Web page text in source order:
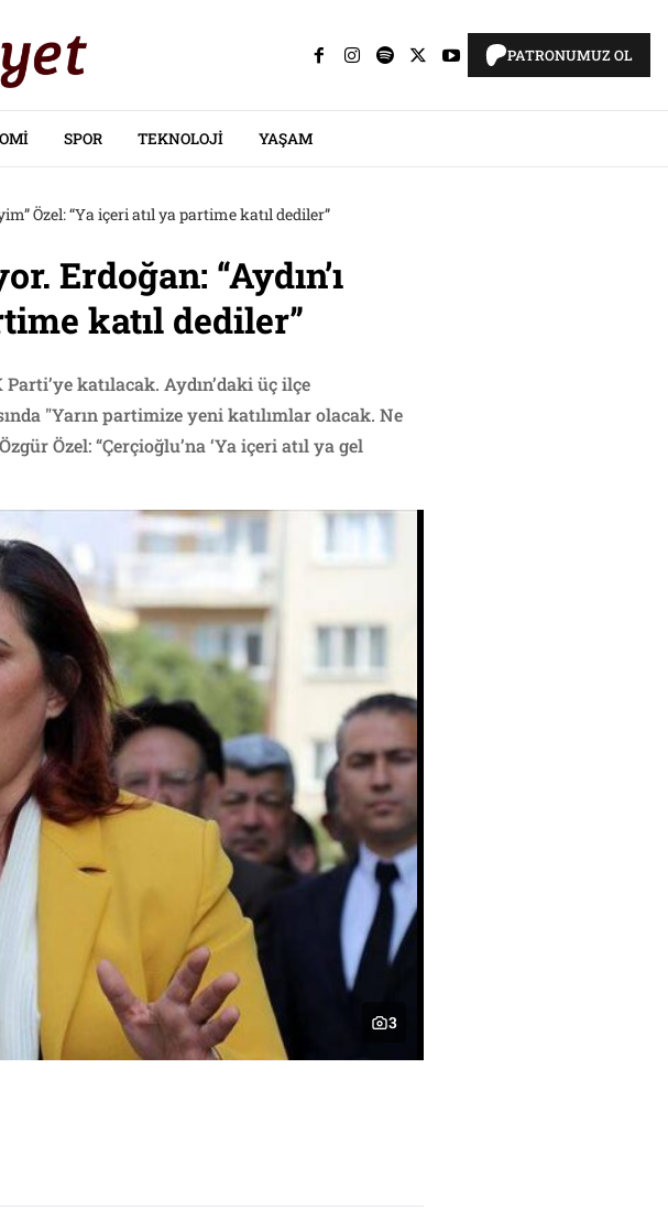
PATRONUMUZ OL
SPOR TEKNOLOJI YAŞAM
Özel: “Ya içeri atıl ya partime katıl dediler”
Erdoğan: “Aydın’ı
katıl dediler”
katılacak. Aydın’daki üç ilçe
"Yarın partimize yeni katılımlar olacak. Ne
Özel: “Çerçioğlu’na ‘Ya içeri atıl ya gel
3